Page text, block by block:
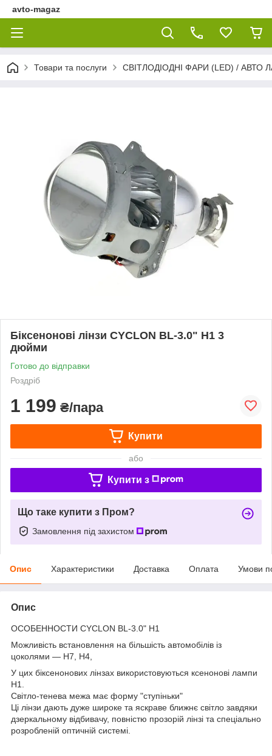
avto-magaz
Товари та послуги СВІТЛОДІОДНІ ФАРИ (LED) / АВТО
Біксенонові лінзи CYCLON BL-3.0" H1 3
дюйми
Готово до відправки
Роздріб
1 199 ₴/пара
Купити
або
Купити з
Що таке купити з Пром?
Замовлення під захистом
Опис Характеристики Доставка Оплата Умови
Опис
ОСОБЕННОСТИ CYCLON BL-3.0" H1
Можливість встановлення на більшість автомобілів із
цоколями — Н7, Н4,
У цих біксенонових лінзах використовуються ксенонові лампи
Н1.
Світло-тенева межа має форму "ступіньки"
Ці лінзи дають дуже широке та яскраве ближнє світло завдяки
дзеркальному відбивачу, повністю прозорій лінзі та спеціально
розробленій оптичній системі.